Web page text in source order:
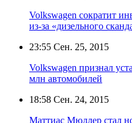
Volkswagen сократит
из-за «дизельного
23:55 Сен. 25, 2015
Volkswagen признал
млн автомобилей
18:58 Сен. 24, 2015
Маттиас Мюллер стал